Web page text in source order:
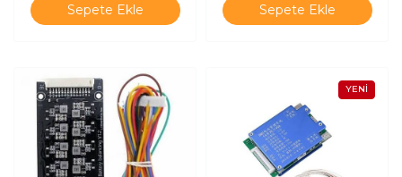
Sepete Ekle Sepete Ekle